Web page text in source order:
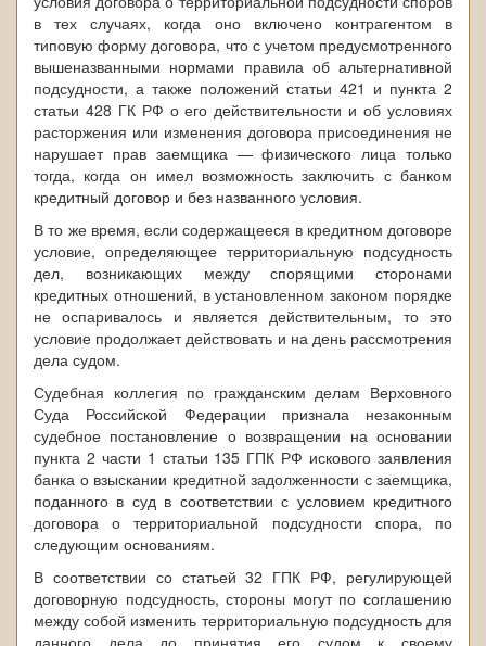
в тех случаях, когда оно включено контрагентом в
типовую форму договора, что с учетом предусмотренного
вышеназванными нормами правила об альтернативной
подсудности, а также положений статьи 421 и пункта 2
статьи 428 ГК РФ о его действительности и об условиях
расторжения или изменения договора присоединения не
нарушает прав заемщика — физического лица только
тогда, когда он имел возможность заключить с банком
кредитный договор и без названного условия.
В то же время, если содержащееся в кредитном договоре
условие, определяющее территориальную подсудность
дел, возникающих между спорящими сторонами
кредитных отношений, в установленном законом порядке
не оспаривалось и является действительным, то это
условие продолжает действовать и на день рассмотрения
дела судом.
Судебная коллегия по гражданским делам Верховного
Суда Российской Федерации признала незаконным
судебное постановление о возвращении на основании
пункта 2 части 1 статьи 135 ГПК РФ искового заявления
банка о взыскании кредитной задолженности с заемщика,
поданного в суд в соответствии с условием кредитного
договора о территориальной подсудности спора, по
следующим основаниям.
В соответствии со статьей 32 ГПК РФ, регулирующей
договорную подсудность, стороны могут по соглашению
между собой изменить территориальную подсудность для
данного дела до принятия его судом к своему